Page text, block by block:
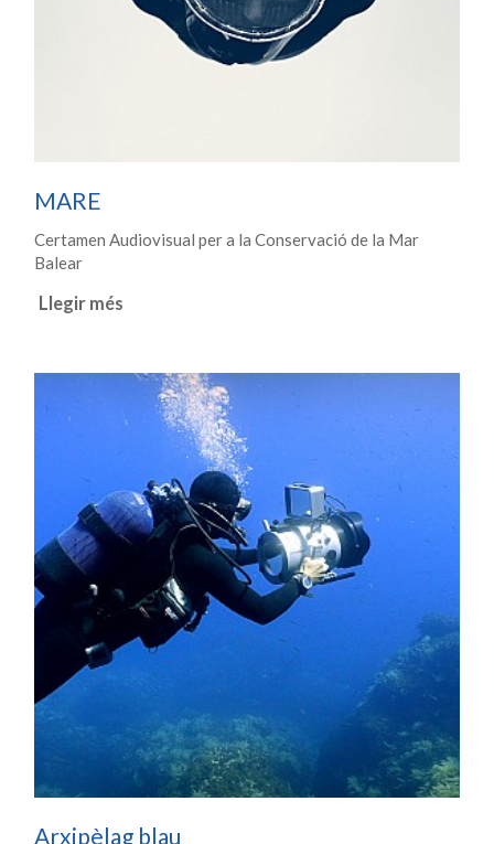
MARE
Certamen Audiovisual per a la Conservació de la Mar
Balear
Llegir més
Arxipèlag blau